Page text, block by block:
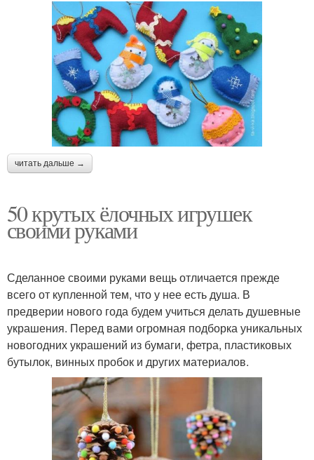
читать дальше →
50 крутых ёлочных игрушек
своими руками
Сделанное своими руками вещь отличается прежде
всего от купленной тем, что у нее есть душа. В
предверии нового года будем учиться делать душевные
украшения. Перед вами огромная подборка уникальных
новогодних украшений из бумаги, фетра, пластиковых
бутылок, винных пробок и других материалов.